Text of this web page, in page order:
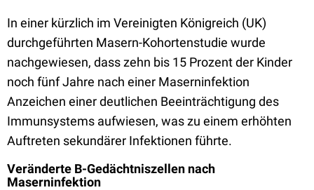
In einer kürzlich im Vereinigten Königreich (UK)
durchgeführten Masern-Kohortenstudie wurde
nachgewiesen, dass zehn bis 15 Prozent der Kinder
noch fünf Jahre nach einer Maserninfektion
Anzeichen einer deutlichen Beeinträchtigung des
Immunsystems aufwiesen, was zu einem erhöhten
Auftreten sekundärer Infektionen führte.
Veränderte B-Gedächtniszellen nach
Maserninfektion